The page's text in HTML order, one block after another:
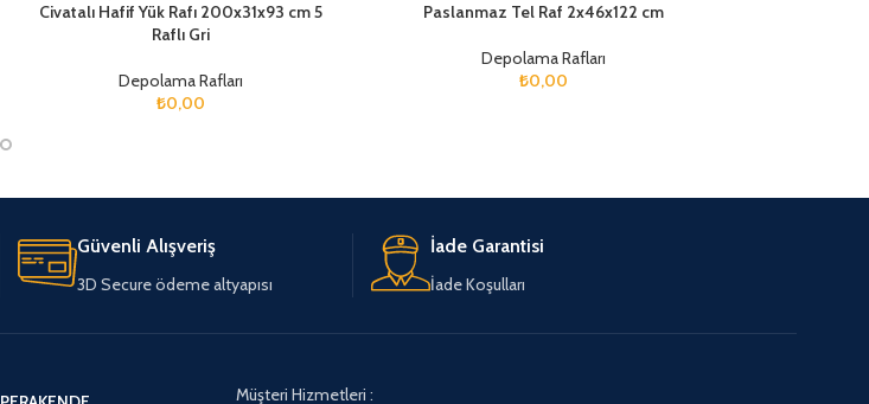
Civatalı Hafif Yük Rafı 200x31x93 cm 5
Raflı Gri
Depolama Rafları
₺0,00
Paslanmaz Tel Raf 2x46x122 cm
Depolama Rafları
₺0,00
Güvenli Alışveriş
3D Secure ödeme altyapısı
İade Garantisi
İade Koşulları
Müşteri Hizmetleri :